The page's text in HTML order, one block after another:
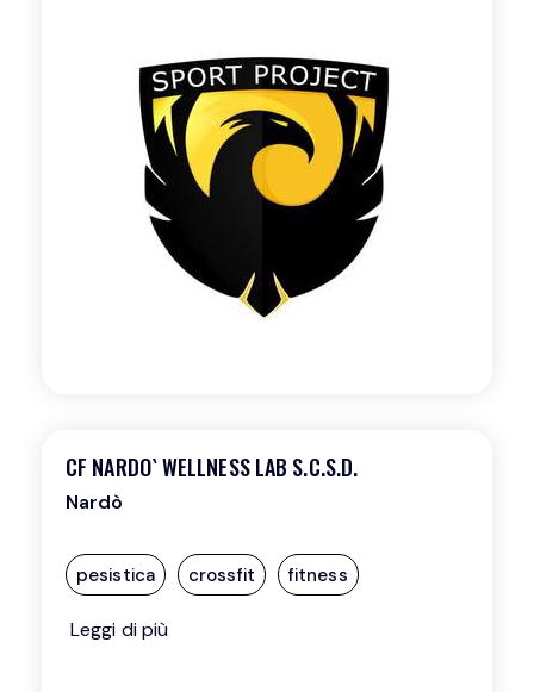
taekwondo.
CF NARDO` WELLNESS LAB S.C.S.D.
Nardò
pesistica crossfit fitness
Leggi di più